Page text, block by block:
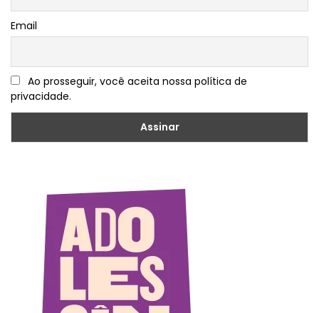
Email
Ao prosseguir, você aceita nossa política de
privacidade.